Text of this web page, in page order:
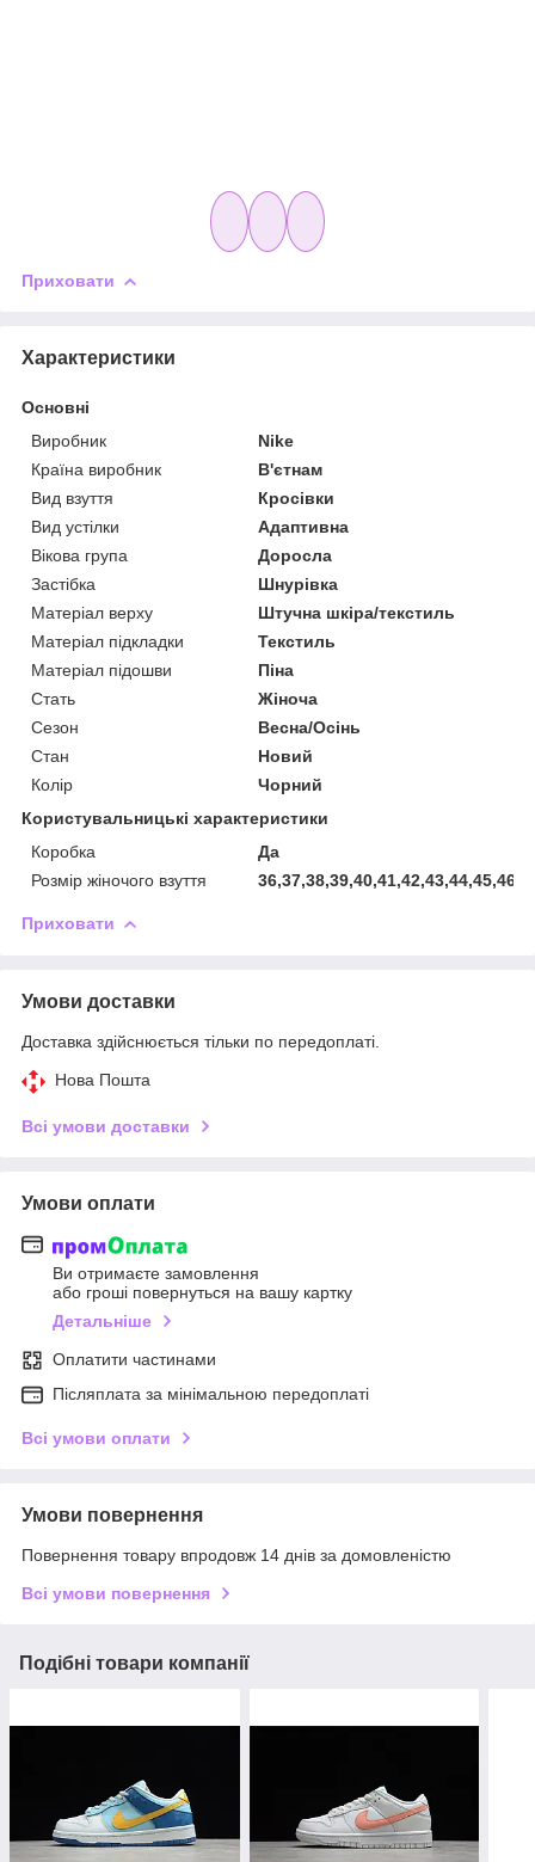
Приховати
Характеристики
Основні
Виробник
Nike
Країна виробник
В'єтнам
Вид взуття
Кросівки
Вид устілки
Адаптивна
Вікова група
Доросла
Застібка
Шнурівка
Матеріал верху
Штучна шкіра/текстиль
Матеріал підкладки
Текстиль
Матеріал підошви
Піна
Стать
Жіноча
Сезон
Весна/Осінь
Стан
Новий
Колір
Чорний
Користувальницькі характеристики
Коробка
Да
Розмір жіночого взуття
Приховати
Умови доставки
Доставка здійснюється тільки по передоплаті.
Нова Пошта
Всі умови доставки
Умови оплати
Ви отримаєте замовлення
або гроші повернуться на вашу картку
Детальніше
Оплатити частинами
Післяплата за мінімальною передоплаті
Всі умови оплати
Умови повернення
Повернення товару впродовж 14 днів за домовленістю
Всі умови повернення
Подібні товари компанії